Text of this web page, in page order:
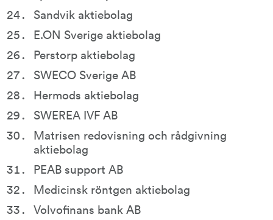
Sandvik aktiebolag
E.ON Sverige aktiebolag
Perstorp aktiebolag
SWECO Sverige AB
Hermods aktiebolag
SWEREA IVF AB
Matrisen redovisning och rådgivning
aktiebolag
PEAB support AB
Medicinsk röntgen aktiebolag
Volvofinans bank AB